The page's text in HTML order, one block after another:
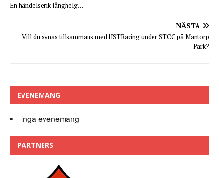
En händelserik långhelg…
NÄSTA
Vill du synas tillsammans med HSTRacing under STCC på Mantorp
Park?
EVENEMANG
Inga evenemang
PARTNERS